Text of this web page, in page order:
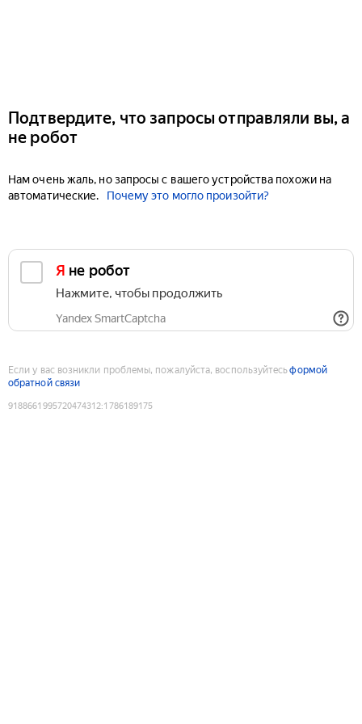
Подтвердите, что запросы отправляли вы, а
не робот
Нам очень жаль, но запросы с вашего устройства похожи на
автоматические.
Почему это могло произойти?
Я не робот
Нажмите, чтобы продолжить
Yandex SmartCaptcha
Если у вас возникли проблемы, пожалуйста, воспользуйтесьформой
обратной связи
9188661995720474312:1786189175